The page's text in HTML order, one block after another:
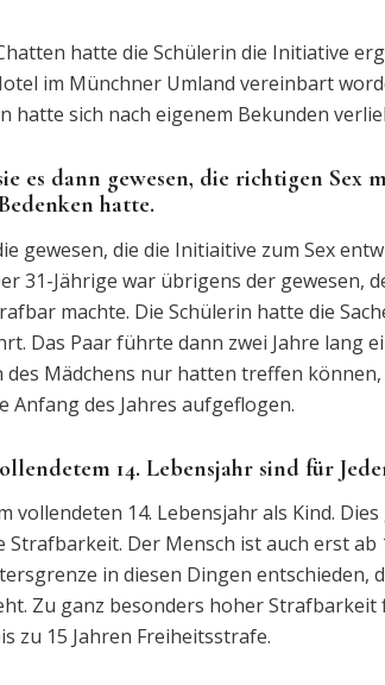
hatte die Schülerin die Initiative
im Münchner Umland vereinbart
hatte sich nach eigenem Bekunden
es dann gewesen, die richtigen Sex
hatte.
gewesen, die die Initiaitive zum Sex
31-Jährige war übrigens der gewesen,
machte. Die Schülerin hatte die
Das Paar führte dann zwei Jahre lang
des Mädchens nur hatten treffen können,
Anfang des Jahres aufgeflogen.
14. Lebensjahr sind für
vollendeten 14. Lebensjahr als Kind.
Strafbarkeit. Der Mensch ist auch erst
in diesen Dingen entschieden,
Zu ganz besonders hoher
zu 15 Jahren Freiheitsstrafe.